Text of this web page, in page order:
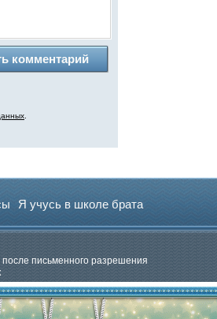
Я учусь в школе брата
письменного разрешения